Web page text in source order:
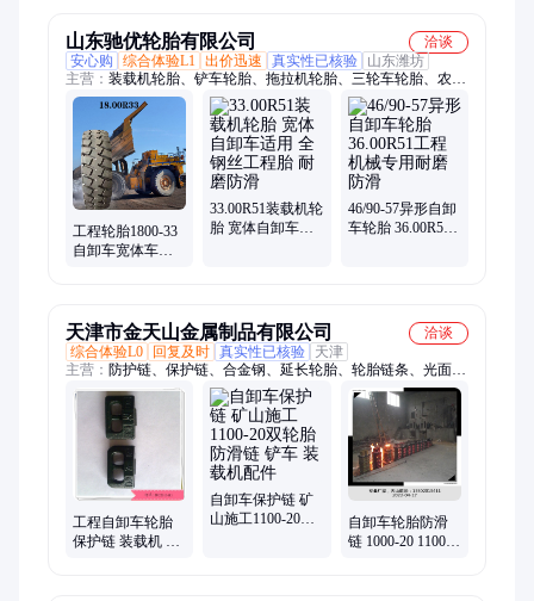
山东驰优轮胎有限公司
洽谈
安心购
综合体验L1 出价迅速 真实性已核验
山东潍坊
主营： 装载机轮胎、铲车轮胎、拖拉机轮胎、三轮车轮胎、农机
轮胎、工程轮胎、沙漠轮胎、水陆两栖轮胎、越野轮胎、实心轮
胎、叉车轮胎、自卸车轮胎、矿山轮胎、钢丝轮胎、压路机轮
胎、光面轮胎
工程轮胎1800-33
自卸车宽体车专
33.00R51装载机轮
胎 宽体自卸车适
46/90-57异形自卸
车轮胎 36.00R51
天津市金天山金属制品有限公司
洽谈
综合体验L0
回复及时 真实性已核验
天津
主营： 防护链、保护链、合金钢、延长轮胎、轮胎链条、光面轮
胎、保护轮胎、铲车轮胎、防止轮胎、轮胎板链、铲运机、装载
机、雪地链、防滑链、耐磨链条、车辆操控、网状链条、金属加
固、锻打链条、炼钢出渣、垃圾填埋、环保材料、隧道电铲、耐
磨型钢、隧道施工
工程自卸车轮胎
保护链 装载机 铲
自卸车保护链 矿
山施工1100-20双
自卸车轮胎防滑
链 1000-20 1100-